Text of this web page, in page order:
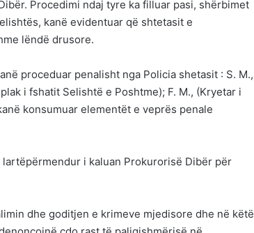
Procedimi ndaj tyre ka filluar pasi, shërbimet
kanë evidentuar që shtetasit e
lëndë drusore.
proceduar penalisht nga Policia shetasit : S. M.,
i fshatit Selishtë e Poshtme); F. M., (Kryetar i
konsumuar elementët e veprës penale
i kaluan Prokurorisë Dibër për
dhe goditjen e krimeve mjedisore dhe në këtë